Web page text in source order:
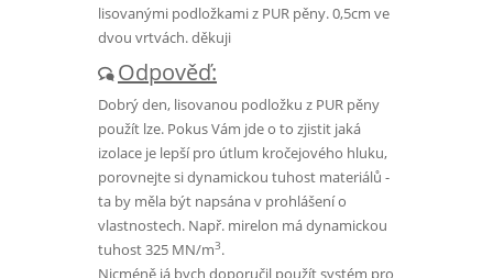
lisovanými podložkami z PUR pěny. 0,5cm ve
dvou vrtvách. děkuji
Odpověď:
Dobrý den, lisovanou podložku z PUR pěny
použít lze. Pokus Vám jde o to zjistit jaká
izolace je lepší pro útlum kročejového hluku,
porovnejte si dynamickou tuhost materiálů -
ta by měla být napsána v prohlášení o
vlastnostech. Např. mirelon má dynamickou
tuhost 325 MN/m3.
Nicméně já bych doporučil použít systém pro